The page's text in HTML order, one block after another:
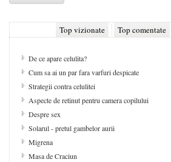
Top vizionate Top comentate
De ce apare celulita?
Cum sa ai un par fara varfuri despicate
Strategii contra celulitei
Aspecte de retinut pentru camera copilului
Despre sex
Solarul - pretul gambelor aurii
Migrena
Masa de Craciun